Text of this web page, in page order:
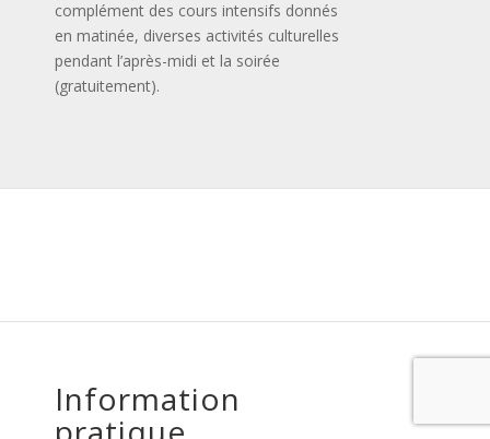
complément des cours intensifs donnés
en matinée, diverses activités culturelles
pendant l’après-midi et la soirée
(gratuitement).
Information